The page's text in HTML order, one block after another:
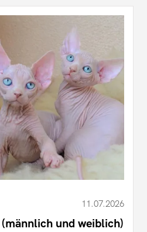
11.07.2026
und weiblich)